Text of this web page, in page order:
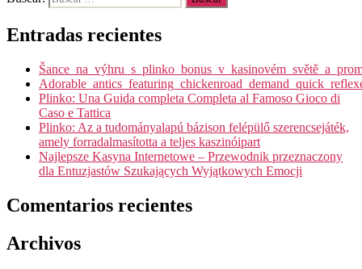
Entradas recientes
Plinko: Una Guida completa Completa al Famoso Gioco di
Caso e Tattica
Plinko: Az a tudományalapú bázison felépülő szerencsejáték,
amely forradalmasította a teljes kaszinóipart
Najlepsze Kasyna Internetowe – Przewodnik przeznaczony
dla Entuzjastów Szukających Wyjątkowych Emocji
Comentarios recientes
Archivos